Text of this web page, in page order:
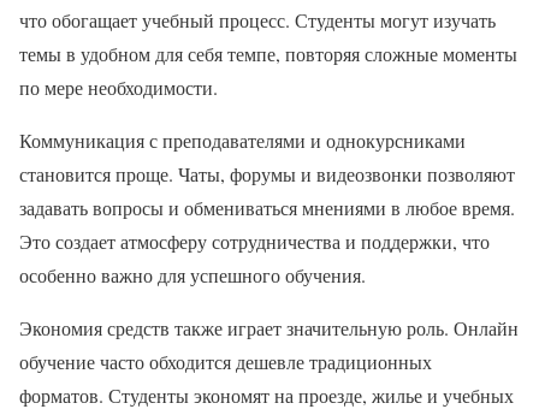
что обогащает учебный процесс. Студенты могут изучать
темы в удобном для себя темпе, повторяя сложные моменты
по мере необходимости.
Коммуникация с преподавателями и однокурсниками
становится проще. Чаты, форумы и видеозвонки позволяют
задавать вопросы и обмениваться мнениями в любое время.
Это создает атмосферу сотрудничества и поддержки, что
особенно важно для успешного обучения.
Экономия средств также играет значительную роль. Онлайн
обучение часто обходится дешевле традиционных
форматов. Студенты экономят на проезде, жилье и учебных